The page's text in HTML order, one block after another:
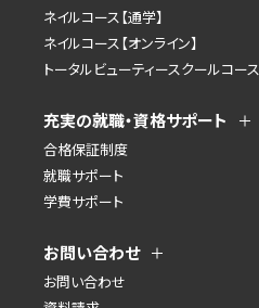
ネイルコース【通学】
ネイルコース【オンライン】
トータルビューティースクールコース
お問い合わせ
お問い合わせ
充実の就職・資格サポート
合格保証制度
就職サポート
学費サポート